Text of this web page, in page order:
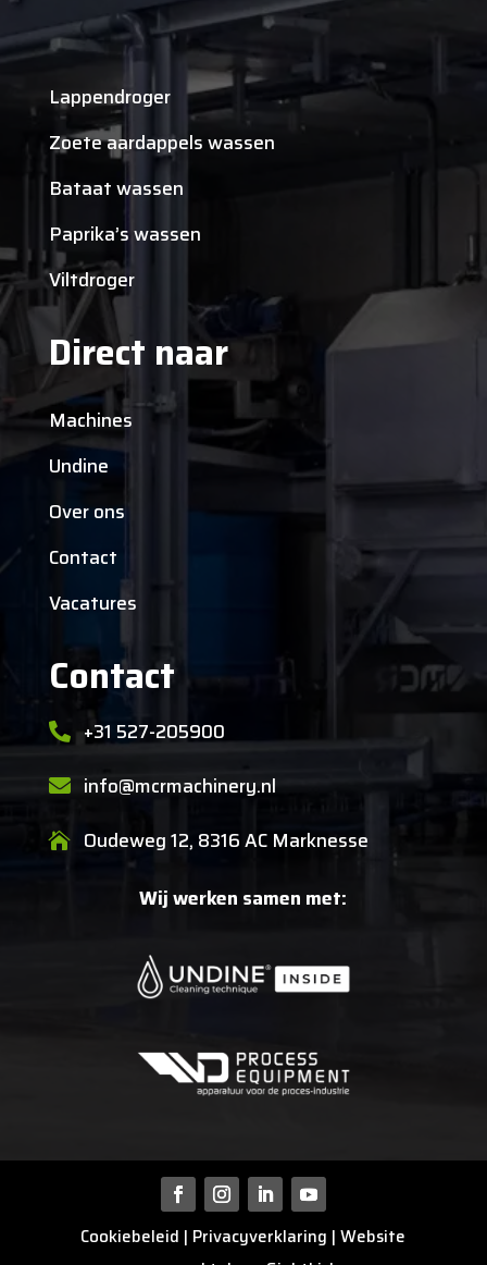
Lappendroger
Zoete aardappels wassen
Bataat wassen
Paprika’s wassen
Viltdroger
Direct naar
Machines
Undine
Over ons
Contact
Vacatures
Contact
 +31 527-205900
 info@mcrmachinery.nl
 Oudeweg 12, 8316 AC Marknesse
Wij werken samen met:
Cookiebeleid | Privacyverklaring | Website